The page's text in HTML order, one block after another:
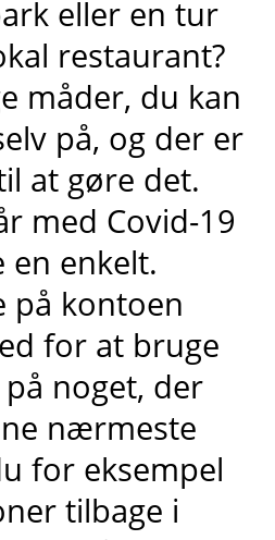
eller en tur
restaurant?
måder, du kan
på, og der er
at gøre det.
med Covid-19
enkelt.
på kontoen
for at bruge
noget, der
nærmeste
for eksempel
tilbage i